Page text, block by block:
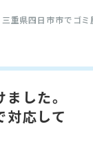
三重県四日市市でゴ
した。
対応して